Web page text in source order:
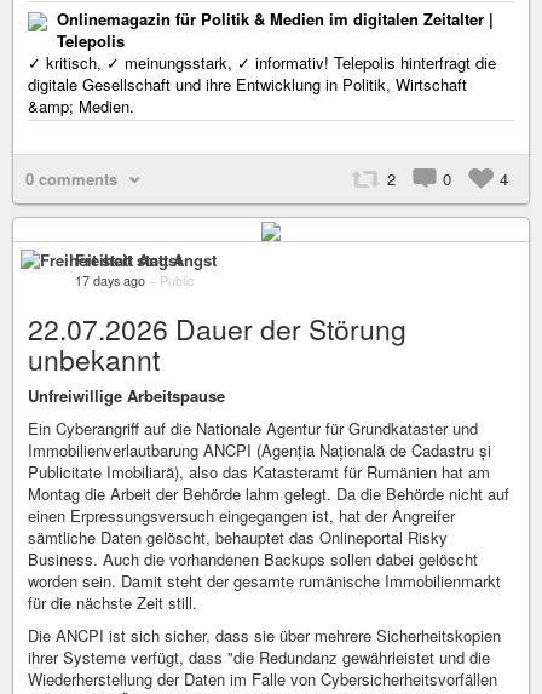
Onlinemagazin für Politik & Medien im digitalen Zeitalter |
Telepolis
✓ kritisch, ✓ meinungsstark, ✓ informativ! Telepolis hinterfragt die
digitale Gesellschaft und ihre Entwicklung in Politik, Wirtschaft
&amp; Medien.
0 comments 2 0 4
Freiheit statt Angst
17 days ago – Public
22.07.2026 Dauer der Störung
unbekannt
Unfreiwillige Arbeitspause
Ein Cyberangriff auf die Nationale Agentur für Grundkataster und
Immobilienverlautbarung ANCPI (Agenția Națională de Cadastru și
Publicitate Imobiliară), also das Katasteramt für Rumänien hat am
Montag die Arbeit der Behörde lahm gelegt. Da die Behörde nicht auf
einen Erpressungsversuch eingegangen ist, hat der Angreifer
sämtliche Daten gelöscht, behauptet das Onlineportal Risky
Business. Auch die vorhandenen Backups sollen dabei gelöscht
worden sein. Damit steht der gesamte rumänische Immobilienmarkt
für die nächste Zeit still.
Die ANCPI ist sich sicher, dass sie über mehrere Sicherheitskopien
ihrer Systeme verfügt, dass "die Redundanz gewährleistet und die
Wiederherstellung der Daten im Falle von Cybersicherheitsvorfällen